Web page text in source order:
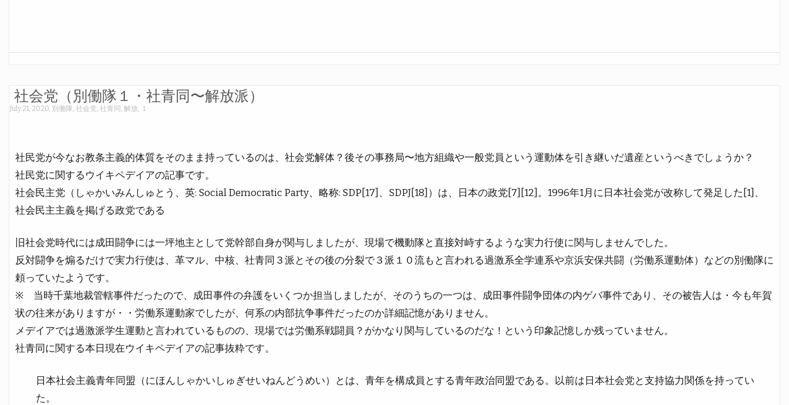
社会党（別働隊１・社青同〜解放派）
July 21, 2020, 別働隊, 社会党, 社青同 , 解放, １
社民党が今なお教条主義的体質をそのまま持っているのは、社会党解体？後その事務局〜地方組織や一般党員という運動体を引き継いだ遺産というべきでしょうか？
社民党に関するウイキペデイアの記事です。
社会民主党（しゃかいみんしゅとう、英: Social Democratic Party、略称: SDP[17]、SDPJ[18]）は、日本の政党[7][12]。1996年1月に日本社会党が改称して発足した[1]、
社会民主主義を掲げる政党である
旧社会党時代には成田闘争には一坪地主として党幹部自身が関与しましたが、現場で機動隊と直接対峙するような実力行使に関与しませんでした。
反対闘争を煽るだけで実力行使は、革マル、中核、社青同３派とその後の分裂で３派１０流もと言われる過激系全学連系や京浜安保共闘（労働系運動体）などの別働隊に
頼っていたようです。
※ 当時千葉地裁管轄事件だったので、成田事件の弁護をいくつか担当しましたが、そのうちの一つは、成田事件闘争団体の内ゲバ事件であり、その被告人は・今も年賀
状の往来がありますが・・労働系運動家でしたが、何系の内部抗争事件だったのか詳細記憶がありません。
メデイアでは過激派学生運動と言われているものの、現場では労働系戦闘員？がかなり関与しているのだな！という印象記憶しか残っていません。
社青同に関する本日現在ウイキペデイアの記事抜粋です。
日本社会主義青年同盟（にほんしゃかいしゅぎせいねんどうめい）とは、青年を構成員とする青年政治同盟である。以前は日本社会党と支持協力関係を持ってい
た。